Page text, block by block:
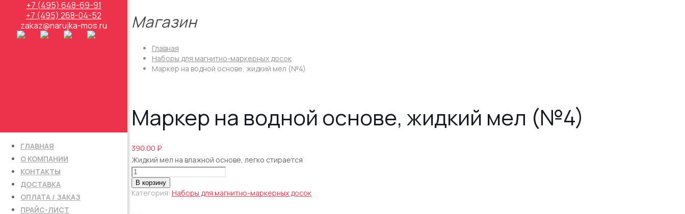
+7 (495) 648-69-91
+7 (495) 268-04-52
zakaz@narujka-mos.ru
ГЛАВНАЯ
О КОМПАНИИ
КОНТАКТЫ
ДОСТАВКА
ОПЛАТА / ЗАКАЗ
ПРАЙС-ЛИСТ
Магазин
Главная
Наборы для магнитно-маркерных досок
Маркер на водной основе, жидкий мел (№4)
Маркер на водной основе, жидкий мел (№4)
390.00 ₽
Жидкий мел на влажной основе, легко стирается
Количество
товара
Маркер
водной
В корзину
Категория: Наборы для магнитно-маркерных досок